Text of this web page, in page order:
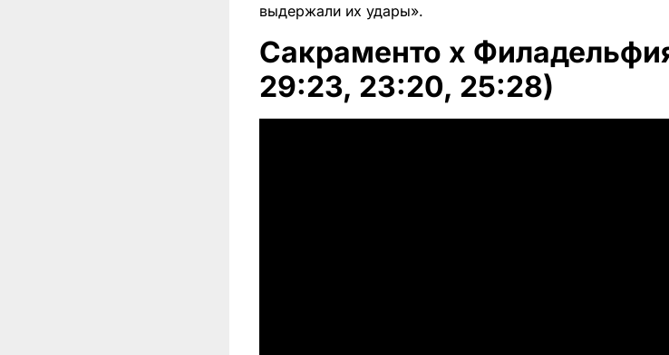
выдержали их удары».
Сакраменто x
29:23, 23:20, 25:28)